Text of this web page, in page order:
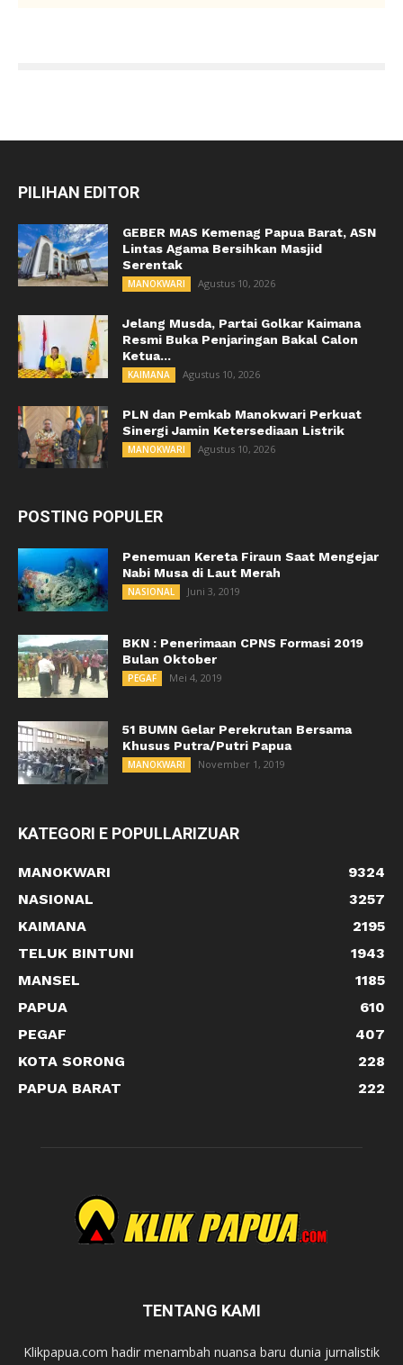
PILIHAN EDITOR
GEBER MAS Kemenag Papua Barat, ASN
Lintas Agama Bersihkan Masjid
Serentak
MANOKWARI Agustus 10, 2026
Jelang Musda, Partai Golkar Kaimana
Resmi Buka Penjaringan Bakal Calon
Ketua...
KAIMANA Agustus 10, 2026
PLN dan Pemkab Manokwari Perkuat
Sinergi Jamin Ketersediaan Listrik
MANOKWARI Agustus 10, 2026
POSTING POPULER
Penemuan Kereta Firaun Saat Mengejar
Nabi Musa di Laut Merah
NASIONAL Juni 3, 2019
BKN : Penerimaan CPNS Formasi 2019
Bulan Oktober
PEGAF Mei 4, 2019
51 BUMN Gelar Perekrutan Bersama
Khusus Putra/Putri Papua
MANOKWARI November 1, 2019
KATEGORI E POPULLARIZUAR
MANOKWARI
9324
NASIONAL
3257
KAIMANA
2195
TELUK BINTUNI
1943
MANSEL
1185
PAPUA
610
PEGAF
407
KOTA SORONG
228
PAPUA BARAT
222
TENTANG KAMI
Klikpapua.com hadir menambah nuansa baru dunia jurnalistik